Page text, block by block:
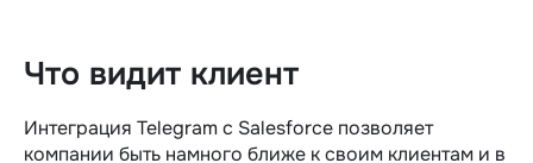
Что видит клиент
Интеграция Telegram c Salesforce позволяет
компании быть намного ближе к своим клиентам и в